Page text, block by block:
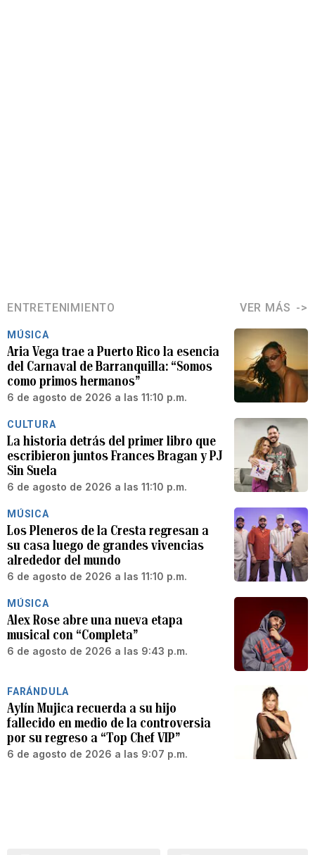
ENTRETENIMIENTO VER MÁS
MÚSICA
Aria Vega trae a Puerto Rico la esencia
del Carnaval de Barranquilla: “Somos
como primos hermanos”
6 de agosto de 2026 a las 11:10 p.m.
CULTURA
La historia detrás del primer libro que
escribieron juntos Frances Bragan y PJ
Sin Suela
6 de agosto de 2026 a las 11:10 p.m.
MÚSICA
Los Pleneros de la Cresta regresan a
su casa luego de grandes vivencias
alrededor del mundo
6 de agosto de 2026 a las 11:10 p.m.
MÚSICA
Alex Rose abre una nueva etapa
musical con “Completa”
6 de agosto de 2026 a las 9:43 p.m.
FARÁNDULA
Aylín Mujica recuerda a su hijo
fallecido en medio de la controversia
por su regreso a “Top Chef VIP”
6 de agosto de 2026 a las 9:07 p.m.